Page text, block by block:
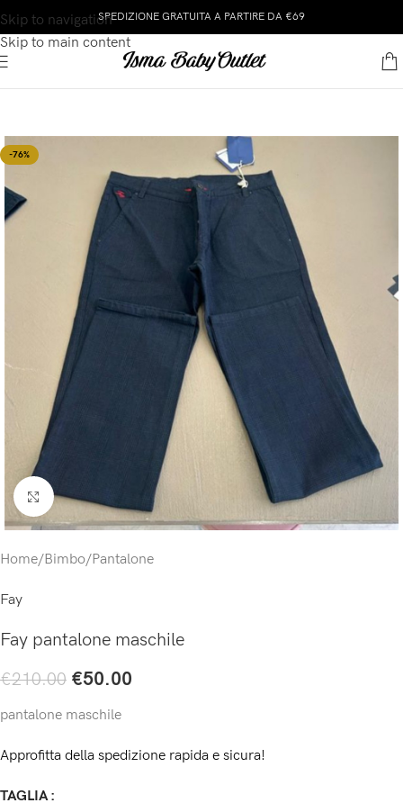
Skip to navigation
Skip to main content
SPEDIZIONE GRATUITA A PARTIRE DA €69
-76%
Click to enlarge
Home/Bimbo/Pantalone
Fay
Fay pantalone maschile
€210.00 €50.00
pantalone maschile
Approfitta della spedizione rapida e sicura!
TAGLIA